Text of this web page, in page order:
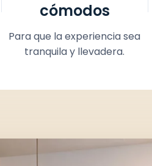
cómodos
Para que la experiencia sea
tranquila y llevadera.